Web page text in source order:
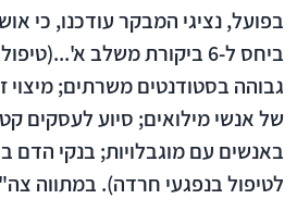
בפועל, נציגי המבקר עודכנו, כי
ביחס ל-6 ביקורת משלב
גבוהה בסטודנטים משרתים; מיצוי
של אנשי מילואים; סיוע לעסקים
באנשים עם מוגבלויות; בנקי הדם
לטיפול בנפגעי חרדה). במתווה